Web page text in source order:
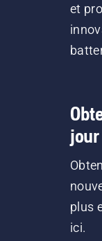
et
plus
ici.